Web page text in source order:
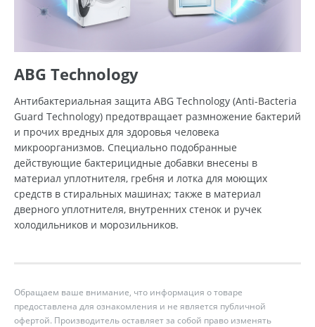
ABG Technology
Антибактериальная защита ABG Technology (Anti-Bacteria
Guard Technology) предотвращает размножение бактерий
и прочих вредных для здоровья человека
микроорганизмов. Специально подобранные
действующие бактерицидные добавки внесены в
материал уплотнителя, гребня и лотка для моющих
средств в стиральных машинах; также в материал
дверного уплотнителя, внутренних стенок и ручек
холодильников и морозильников.
Обращаем ваше внимание, что информация о товаре
предоставлена для ознакомления и не является публичной
офертой. Производитель оставляет за собой право изменять